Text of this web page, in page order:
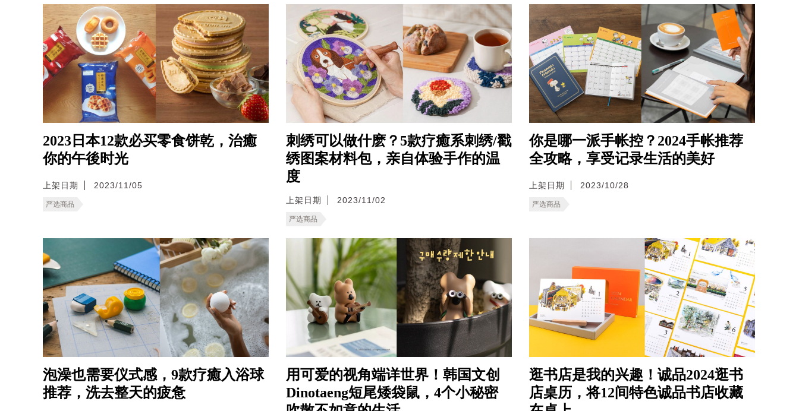
2023日本12款必买零食饼乾，治癒
你的午後时光
上架日期 2023/11/05
严选商品
刺绣可以做什麽？5款疗癒系刺绣/戳
绣图案材料包，亲自体验手作的温
度
上架日期 2023/11/02
严选商品
你是哪一派手帐控？2024手帐推荐
全攻略，享受记录生活的美好
上架日期 2023/10/28
严选商品
泡澡也需要仪式感，9款疗癒入浴球
推荐，洗去整天的疲惫
用可爱的视角端详世界！韩国文创
Dinotaeng短尾矮袋鼠，4个小秘密
逛书店是我的兴趣！诚品2024逛书
店桌历，将12间特色诚品书店收藏